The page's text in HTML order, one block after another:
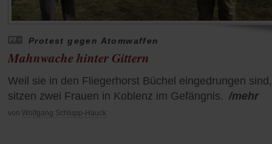
Protest gegen Atomwaffen
Mahnwache hinter Gittern
Weil sie in den Fliegerhorst Büchel eingedrungen sind,
sitzen zwei Frauen in Koblenz im Gefängnis. /mehr
von Wolfgang Schlupp-Hauck